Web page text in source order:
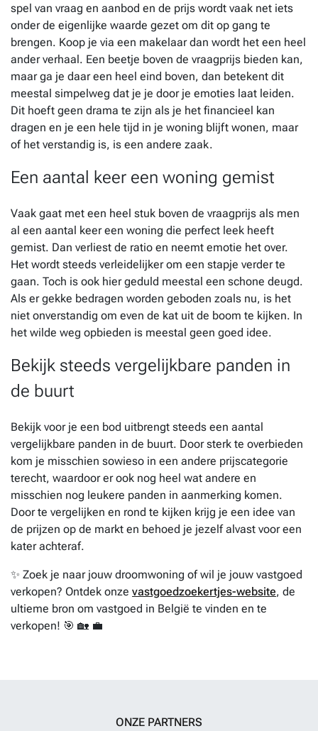
spel van vraag en aanbod en de prijs wordt vaak net iets
onder de eigenlijke waarde gezet om dit op gang te
brengen. Koop je via een makelaar dan wordt het een heel
ander verhaal. Een beetje boven de vraagprijs bieden kan,
maar ga je daar een heel eind boven, dan betekent dit
meestal simpelweg dat je je door je emoties laat leiden.
Dit hoeft geen drama te zijn als je het financieel kan
dragen en je een hele tijd in je woning blijft wonen, maar
of het verstandig is, is een andere zaak.
Een aantal keer een woning gemist
Vaak gaat met een heel stuk boven de vraagprijs als men
al een aantal keer een woning die perfect leek heeft
gemist. Dan verliest de ratio en neemt emotie het over.
Het wordt steeds verleidelijker om een stapje verder te
gaan. Toch is ook hier geduld meestal een schone deugd.
Als er gekke bedragen worden geboden zoals nu, is het
niet onverstandig om even de kat uit de boom te kijken. In
het wilde weg opbieden is meestal geen goed idee.
Bekijk steeds vergelijkbare panden in
de buurt
Bekijk voor je een bod uitbrengt steeds een aantal
vergelijkbare panden in de buurt. Door sterk te overbieden
kom je misschien sowieso in een andere prijscategorie
terecht, waardoor er ook nog heel wat andere en
misschien nog leukere panden in aanmerking komen.
Door te vergelijken en rond te kijken krijg je een idee van
de prijzen op de markt en behoed je jezelf alvast voor een
kater achteraf.
✨ Zoek je naar jouw droomwoning of wil je jouw vastgoed
verkopen? Ontdek onze vastgoedzoekertjes-website, de
ultieme bron om vastgoed in België te vinden en te
verkopen! 🎯 🏡 💼
ONZE PARTNERS